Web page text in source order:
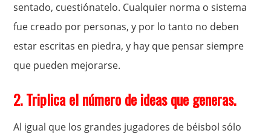
sentado, cuestiónatelo. Cualquier norma o sistema
fue creado por personas, y por lo tanto no deben
estar escritas en piedra, y hay que pensar siempre
que pueden mejorarse.
2. Triplica el número de ideas que generas.
Al igual que los grandes jugadores de béisbol sólo